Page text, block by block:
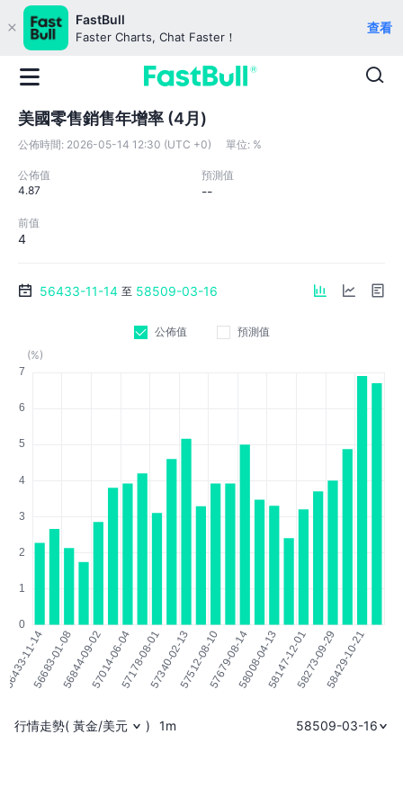
FastBull
Faster Charts, Chat Faster！
查看
美國零售銷售年增率 (4月)
公佈時間: 2026-05-14 12:30 (UTC +0) 單位: %
公佈值
4.87
預測值
--
前值
4
56433-11-14 至 58509-03-16
公佈值
預測值
(%)
行情走勢( 黃金/美元 ) 1m 58509-03-16